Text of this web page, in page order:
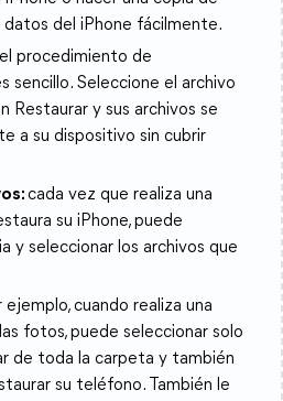
del iPhone fácilmente.
el procedimiento de
sencillo. Seleccione el archivo
Restaurar y sus archivos se
a su dispositivo sin cubrir
cada vez que realiza una
su iPhone, puede
y seleccionar los archivos que
ejemplo, cuando realiza una
fotos, puede seleccionar solo
de toda la carpeta y también
su teléfono. También le